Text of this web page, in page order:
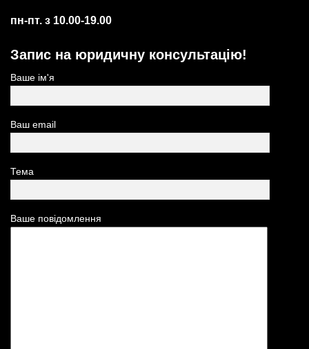
пн-пт. з 10.00-19.00
Запис на юридичну консультацію!
Ваше ім'я
Ваш email
Тема
Ваше повідомлення